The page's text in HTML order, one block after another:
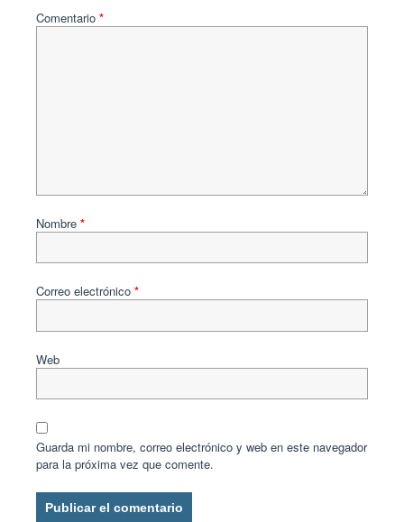
Comentario *
Nombre *
Correo electrónico *
Web
Guarda mi nombre, correo electrónico y web en este navegador
para la próxima vez que comente.